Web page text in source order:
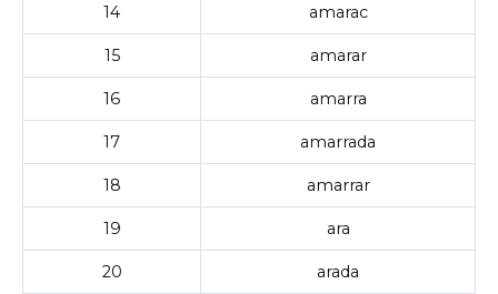
14 amarac
15 amarar
16 amarra
17 amarrada
18 amarrar
19 ara
20 arada